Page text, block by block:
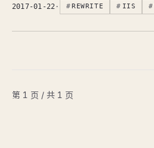
2017-01-22 · REWRITE IIS
第 1 页 / 共 1 页